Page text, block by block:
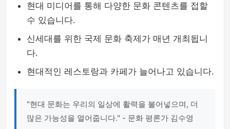
현대 미디어를 통해 다양한 문화 콘텐츠를 접할
수 있습니다.
신세대를 위한 국제 문화 축제가 매년 개최됩니
다.
현대적인 레스토랑과 카페가 늘어나고 있습니다.
"현대 문화는 우리의 일상에 활력을 불어넣으며, 더
많은 가능성을 열어줍니다." - 문화 평론가 김수영